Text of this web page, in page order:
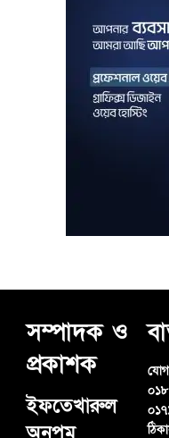
সম্পাদক ও
প্রকাশক
ইফতেখারুল